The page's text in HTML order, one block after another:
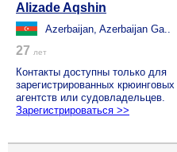
Alizade Aqshin
Azerbaijan, Azerbaijan Ga..
27 лет
Контакты доступны только для
зарегистрированных крюинговых
агентств или судовладельцев.
Зарегистрироваться >>